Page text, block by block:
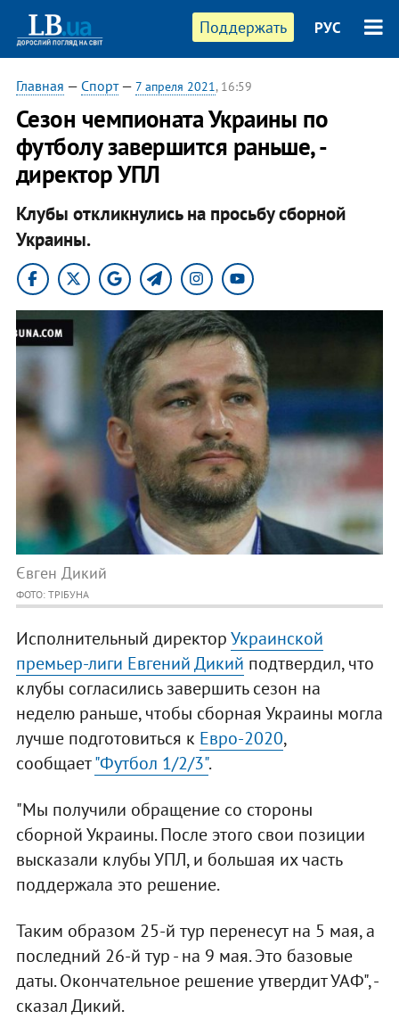
Поддержать РУС
Главная — Спорт— 7 апреля 2021, 16:59
Сезон чемпионата Украины по
футболу завершится раньше, -
директор УПЛ
Клубы откликнулись на просьбу сборной
Украины.
Євген Дикий
ФОТО: ТРIБУНА
Исполнительный директорУкраинской
премьер-лиги Евгений Дикий подтвердил, что
клубы согласились завершить сезон на
неделю раньше, чтобы сборная Украины могла
лучше подготовиться к Евро-2020,
сообщает"Футбол 1/2/3".
"Мы получили обращение со стороны
сборной Украины. После этого свои позиции
высказали клубы УПЛ, и большая их часть
поддержала это решение.
Таким образом 25-й тур перенесут на 5 мая, а
последний 26-й тур - на 9 мая. Это базовые
даты. Окончательное решение утвердит УАФ", -
сказал Дикий.